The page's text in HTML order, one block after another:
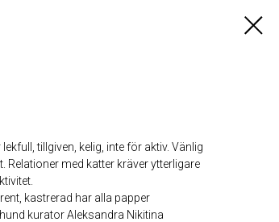
tillgiven, kelig, inte för aktiv. Vänlig
Relationer med katter kräver ytterligare
kastrerad har alla papper
kurator Aleksandra Nikitina